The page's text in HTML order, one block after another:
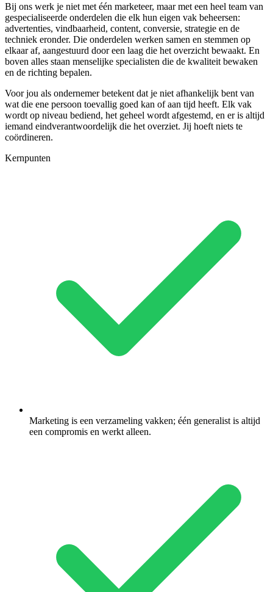
Bij ons werk je niet met één marketeer, maar met een heel team van
gespecialiseerde onderdelen die elk hun eigen vak beheersen:
advertenties, vindbaarheid, content, conversie, strategie en de
techniek eronder. Die onderdelen werken samen en stemmen op
elkaar af, aangestuurd door een laag die het overzicht bewaakt. En
boven alles staan menselijke specialisten die de kwaliteit bewaken
en de richting bepalen.
Voor jou als ondernemer betekent dat je niet afhankelijk bent van
wat die ene persoon toevallig goed kan of aan tijd heeft. Elk vak
wordt op niveau bediend, het geheel wordt afgestemd, en er is altijd
iemand eindverantwoordelijk die het overziet. Jij hoeft niets te
coördineren.
Kernpunten
Marketing is een verzameling vakken; één generalist is altijd
een compromis en werkt alleen.